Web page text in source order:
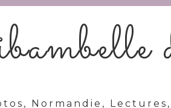
Normandie,